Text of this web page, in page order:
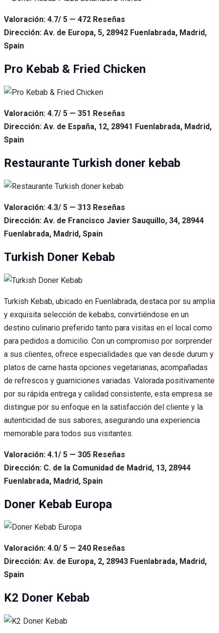
Valoración: 4.7/ 5 — 472 Reseñas
Dirección: Av. de Europa, 5, 28942 Fuenlabrada, Madrid,
Spain
Pro Kebab & Fried Chicken
Valoración: 4.7/ 5 — 351 Reseñas
Dirección: Av. de España, 12, 28941 Fuenlabrada, Madrid,
Spain
Restaurante Turkish doner kebab
Valoración: 4.3/ 5 — 313 Reseñas
Dirección: Av. de Francisco Javier Sauquillo, 34, 28944
Fuenlabrada, Madrid, Spain
Turkish Doner Kebab
Turkish Kebab, ubicado en Fuenlabrada, destaca por su amplia
y exquisita selección de kebabs, convirtiéndose en un
destino culinario preferido tanto para visitas en el local como
para pedidos a domicilio. Con un compromiso por sorprender
a sus clientes, ofrece especialidades que van desde durum y
platos de carne hasta opciones vegetarianas, acompañadas
de refrescos y guarniciones variadas. Valorada positivamente
por su rápida entrega y calidad consistente, esta empresa se
distingue por su enfoque en la satisfacción del cliente y la
autenticidad de sus sabores, asegurando una experiencia
memorable para todos sus visitantes.
Valoración: 4.1/ 5 — 305 Reseñas
Dirección: C. de la Comunidad de Madrid, 13, 28944
Fuenlabrada, Madrid, Spain
Doner Kebab Europa
Valoración: 4.0/ 5 — 240 Reseñas
Dirección: Av. de Europa, 2, 28943 Fuenlabrada, Madrid,
Spain
K2 Doner Kebab